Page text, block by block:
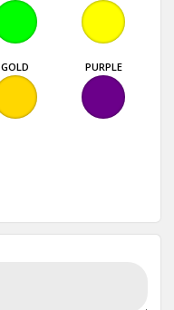
GOLD PURPLE